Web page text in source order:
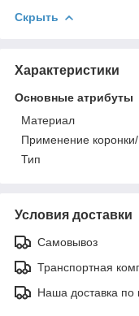
Скрыть
Характеристики
Основные атрибуты
Материал
Применение
Тип
Условия доставки
Самовывоз
Транспортная
Наша доставка по